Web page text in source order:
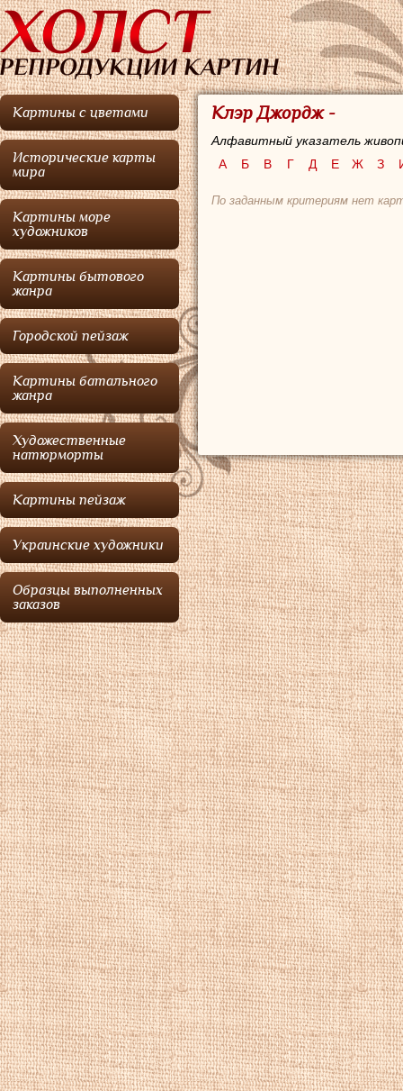
Картины с цветами
Исторические карты
мира
Картины море
художников
Картины бытового
жанра
Городской пейзаж
Картины батального
жанра
Художественные
натюрморты
Картины пейзаж
Украинские художники
Образцы выполненных
заказов
Клэр Джордж -
Алфавитный указатель
А
Б В Г Д Е Ж З
По заданным критериям нет